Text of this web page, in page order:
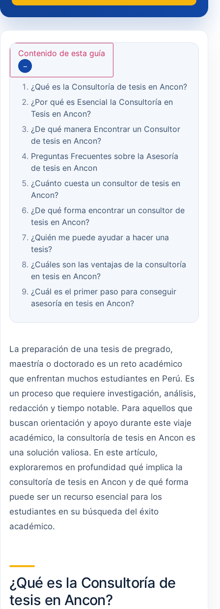
Contenido de esta guía
−
¿Qué es la Consultoría de tesis en Ancon?
¿Por qué es Esencial la Consultoría en
Tesis en Ancon?
¿De qué manera Encontrar un Consultor
de tesis en Ancon?
Preguntas Frecuentes sobre la Asesoría
de tesis en Ancon
¿Cuánto cuesta un consultor de tesis en
Ancon?
¿De qué forma encontrar un consultor de
tesis en Ancon?
¿Quién me puede ayudar a hacer una
tesis?
¿Cuáles son las ventajas de la consultoría
en tesis en Ancon?
¿Cuál es el primer paso para conseguir
asesoría en tesis en Ancon?
La preparación de una tesis de pregrado,
maestría o doctorado es un reto académico
que enfrentan muchos estudiantes en Perú. Es
un proceso que requiere investigación, análisis,
redacción y tiempo notable. Para aquellos que
buscan orientación y apoyo durante este viaje
académico, la consultoría de tesis en Ancon es
una solución valiosa. En este artículo,
exploraremos en profundidad qué implica la
consultoría de tesis en Ancon y de qué forma
puede ser un recurso esencial para los
estudiantes en su búsqueda del éxito
académico.
¿Qué es la Consultoría de
tesis en Ancon?